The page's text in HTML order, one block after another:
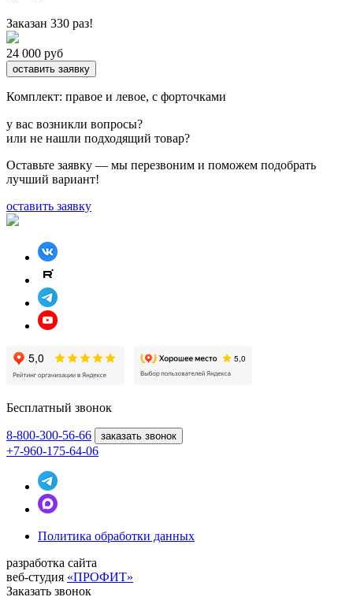
Заказан 330 раз!
24 000 руб
оставить заявку
Комплект: правое и левое, с форточками
у вас возникли вопросы?
или не нашли подходящий товар?
Оставьте заявку — мы перезвоним и поможем подобрать
лучший вариант!
оставить заявку
Бесплатный звонок
8-800-300-56-66 заказать звонок
+7-960-175-64-06
Политика обработки данных
разработка сайта
веб-студия «ПРОФИТ»
Заказать звонок